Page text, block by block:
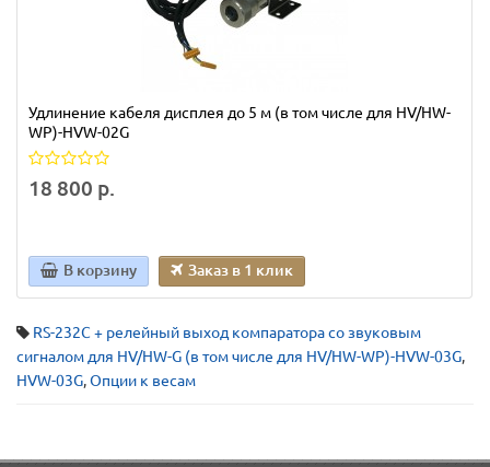
Удлинение кабеля дисплея до 5 м (в том числе для HV/HW-
WP)-HVW-02G
18 800 р.
В корзину Заказ в 1 клик
RS-232C + релейный выход компаратора со звуковым
сигналом для HV/HW-G (в том числе для HV/HW-WP)-HVW-03G,
HVW-03G,Опции к весам